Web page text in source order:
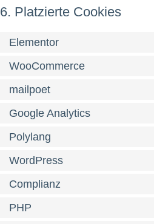
6. Platzierte Cookies
Elementor
WooCommerce
mailpoet
Google Analytics
Polylang
WordPress
Complianz
PHP